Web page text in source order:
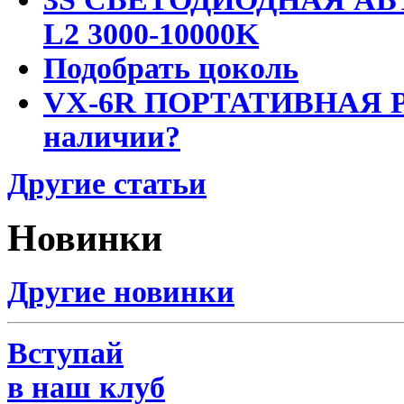
L2 3000-10000K
Подобрать цоколь
VX-6R ПОРТАТИВНАЯ
наличии?
Другие статьи
Новинки
Другие новинки
Вступай
в наш клуб